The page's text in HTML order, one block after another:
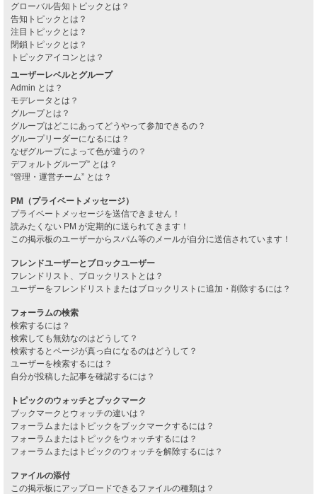
グローバル告知トピックとは？
告知トピックとは？
注目トピックとは？
閉鎖トピックとは？
トピックアイコンとは？
ユーザーレベルとグループ
Admin とは？
モデレータとは？
グループとは？
グループはどこにあってどうやって参加できるの？
グループリーダーになるには？
なぜグループによって色が違うの？
デフォルトグループ” とは？
“管理・運営チーム” とは？
PM（プライベートメッセージ）
プライベートメッセージを送信できません！
読みたくない PM が定期的に送られてきます！
この掲示板のユーザーからスパム等のメールが自分に送信されています！
フレンドユーザーとブロックユーザー
フレンドリスト、ブロックリストとは？
ユーザーをフレンドリストまたはブロックリストに追加・削除するには？
フォーラムの検索
検索するには？
検索しても無効なのはどうして？
検索するとページが真っ白になるのはどうして？
ユーザーを検索するには？
自分が投稿した記事を確認するには？
トピックのウォッチとブックマーク
ブックマークとウォッチの違いは？
フォーラムまたはトピックをブックマークするには？
フォーラムまたはトピックをウォッチするには？
フォーラムまたはトピックのウォッチを解除するには？
ファイルの添付
この掲示板にアップロードできるファイルの種類は？